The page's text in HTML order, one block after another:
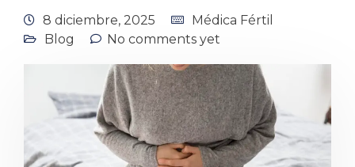
8 diciembre, 2025
Médica Fértil
Blog
No comments yet